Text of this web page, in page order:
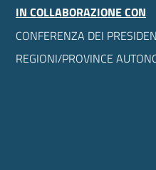
IN COLLABORAZIONE CON
CONFERENZA DEI
REGIONI/PROVINCE